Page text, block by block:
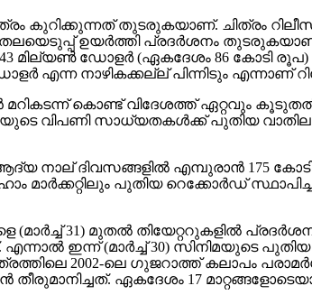
കുറിക്കുന്നത് തുടരുകയാണ്. ചിത്രം
തലയെടുപ്പ് ഉയർത്തി പ്രദർശനം
മില്യൺ ഡോളർ (ഏകദേശം 86 കോടി
നാഴികക്കല്ല് പിന്നിടും എന്നാണ്
കൊണ്ട് വിദേശത്ത് ഏറ്റവും
വിപണി സാധ്യതകൾക്ക് പുതിയ
ദിവസങ്ങളിൽ എമ്പുരാൻ 175
മാർക്കറ്റിലും പുതിയ റെക്കോർഡ്
(മാർച്ച് 31) മുതൽ തിയേറ്ററുകളിൽ
ഇന്ന് (മാർച്ച് 30) സിനിമയുടെ
2002-ലെ ഗുജറാത്ത് കലാപം
ഏകദേശം 17